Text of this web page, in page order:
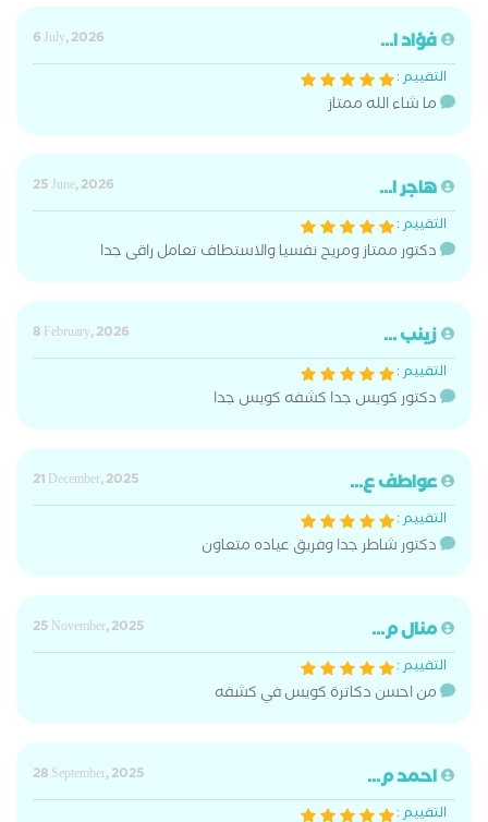
فؤاد ا...
6 July, 2026
التقييم :
ما شاء الله ممتاز
هاجر ا...
25 June, 2026
التقييم :
دكتور ممتاز ومريح نفسيا والاستطاف تعامل راقى جدا
زينب ...
8 February, 2026
التقييم :
دكتور كويس جدا كشفه كويس جدا
عواطف ع...
21 December, 2025
التقييم :
دكتور شاطر جدا وفريق عياده متعاون
منال م...
25 November, 2025
التقييم :
من احسن دكاترة كويس في كشفه
احمد م...
28 September, 2025
التقييم :